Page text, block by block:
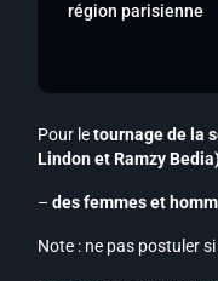
région parisienne
Pour letournage de la
Lindon et Ramzy
– des femmes et
Note : ne pas postuler